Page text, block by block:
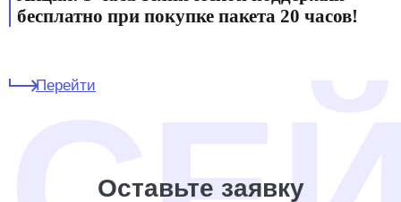
бесплатно при покупке пакета 20 часов!
Перейти
Оставьте заявку